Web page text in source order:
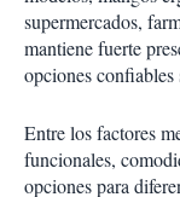
supermercados,
mantiene fuerte
opciones
Entre los factores
funcionales,
opciones para